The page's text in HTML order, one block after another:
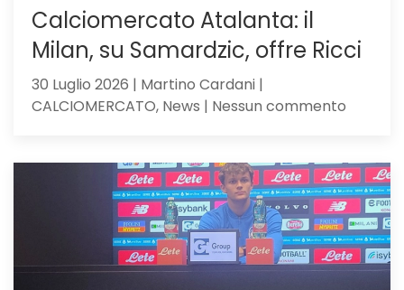
Calciomercato Atalanta: il
Milan, su Samardzic, offre Ricci
30 Luglio 2026 | Martino Cardani |
CALCIOMERCATO, News | Nessun commento
il
Milan,
su
offre
Ricci